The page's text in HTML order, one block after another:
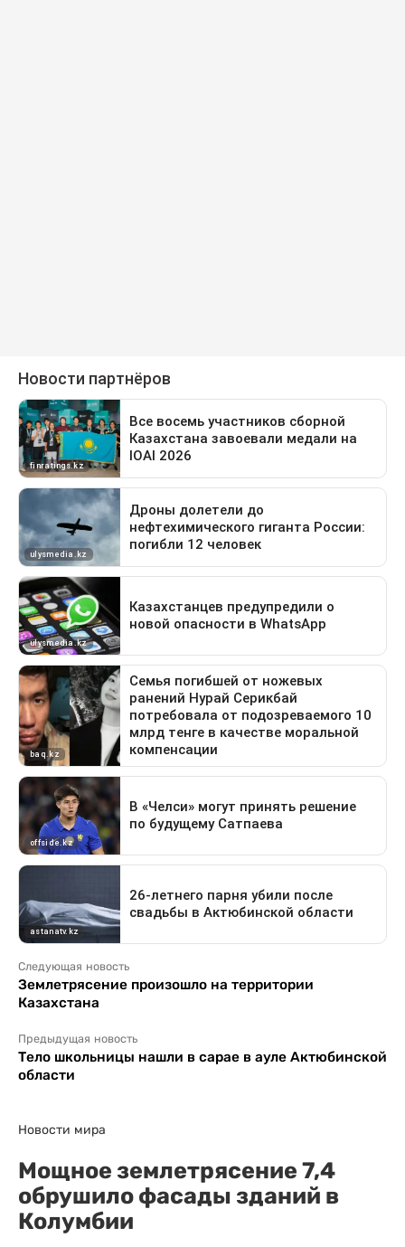
Следующая новость
Землетрясение произошло на территории
Казахстана
Предыдущая новость
Тело школьницы нашли в сарае в ауле Актюбинской
области
Новости мира
Мощное землетрясение 7,4
обрушило фасады зданий в
Колумбии